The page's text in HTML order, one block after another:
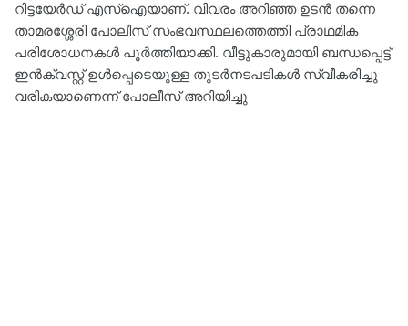
റിട്ടയേർഡ് എസ്ഐയാണ്. വിവരം അറിഞ്ഞ ഉടൻ തന്നെ
താമരശ്ശേരി പോലീസ് സംഭവസ്ഥലത്തെത്തി പ്രാഥമിക
പരിശോധനകൾ പൂർത്തിയാക്കി. വീട്ടുകാരുമായി ബന്ധപ്പെട്ട്
ഇൻക്വസ്റ്റ് ഉൾപ്പെടെയുള്ള തുടർനടപടികൾ സ്വീകരിച്ചു
വരികയാണെന്ന് പോലീസ് അറിയിച്ചു